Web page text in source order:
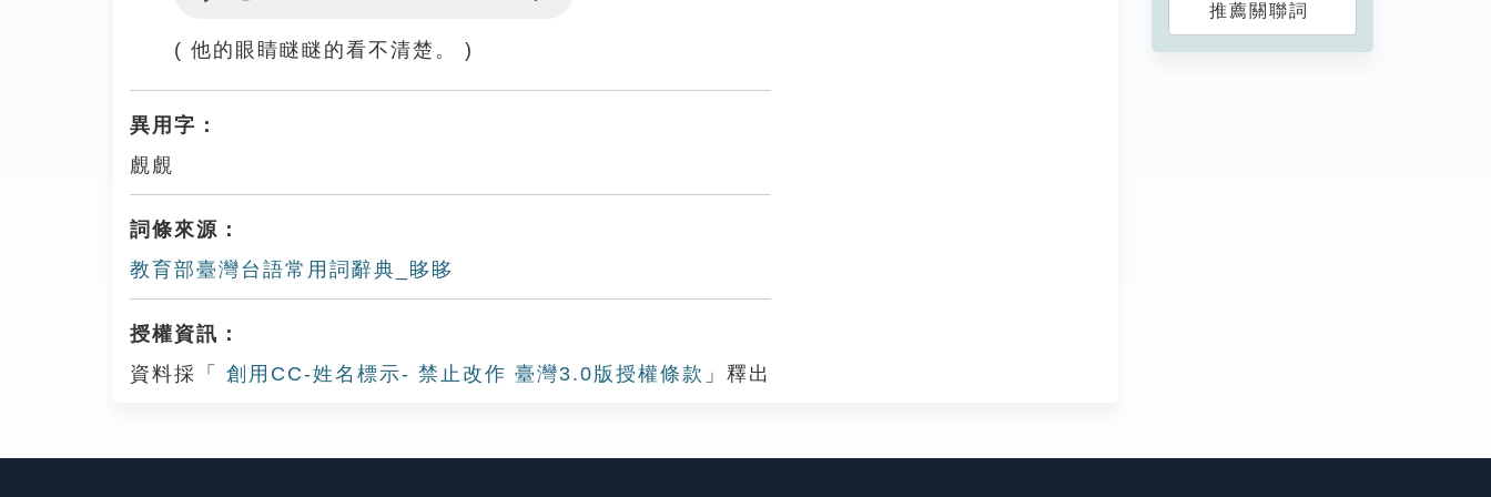
( 他的眼睛瞇瞇的看不清楚。 )
異用字：
覻覻
詞條來源：
教育部臺灣台語常用詞辭典_眵眵
授權資訊：
資料採「
創用CC-姓名標示- 禁止改作 臺灣3.0版授權條款 」釋出
推薦關聯詞